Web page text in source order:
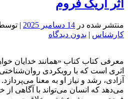
اثر اریک فروم
منتشر شده در 14 دسامبر 2025 |
کارشناس | بدون دیدگاه
معرفی کتاب کتاب «همانند خدایان
اثری است که با رویکردی
آزادی، رشد و نیاز او به معنا
می‌دهد که انسان می‌تواند با آگاهی